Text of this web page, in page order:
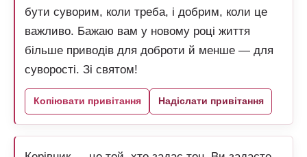
бути суворим, коли треба, і добрим, коли це
важливо. Бажаю вам у новому році життя
більше приводів для доброти й менше — для
суворості. Зі святом!
Копіювати привітання Надіслати привітання